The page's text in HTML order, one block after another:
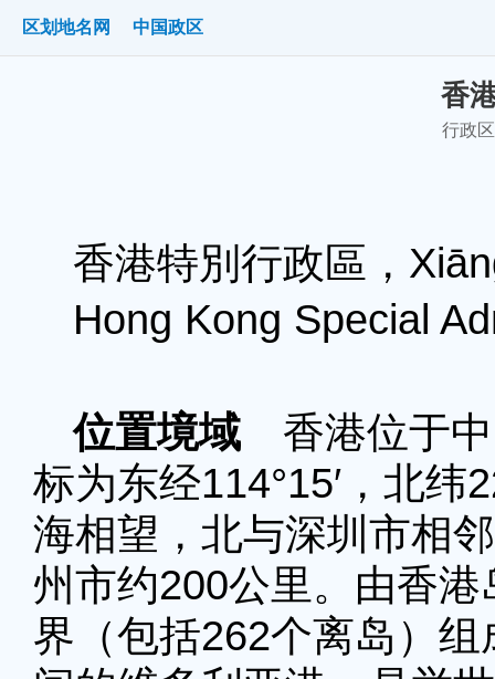
区划地名网 中国政区
香
行政
香港特別行政區，
Hong Kong Special
位置境域 香港位于中
标为东经114°15′，北纬
海相望，北与深圳市相
州市约200公里。由香
界（包括262个离岛）